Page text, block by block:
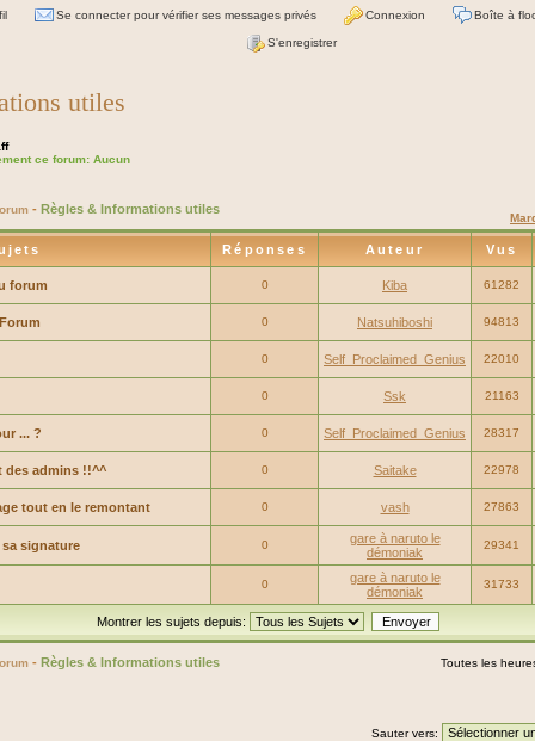
Se connecter pour vérifier ses messages privés Connexion Boîte à
S'enregistrer
utiles
ce forum: Aucun
- Règles & Informations utiles
Réponses Auteur Vus
forum 0 Kiba 61282
0 Natsuhiboshi 94813
0 Self_Proclaimed_Genius 22010
0 Ssk 21163
... ? 0 Self_Proclaimed_Genius 28317
des admins !!^^ 0 Saitake 22978
tout en le remontant 0 vash 27863
signature 0
gare à naruto le
démoniak
29341
0
gare à naruto le
démoniak
31733
Montrer les sujets depuis:
- Règles & Informations utiles Toutes les
Sauter vers: